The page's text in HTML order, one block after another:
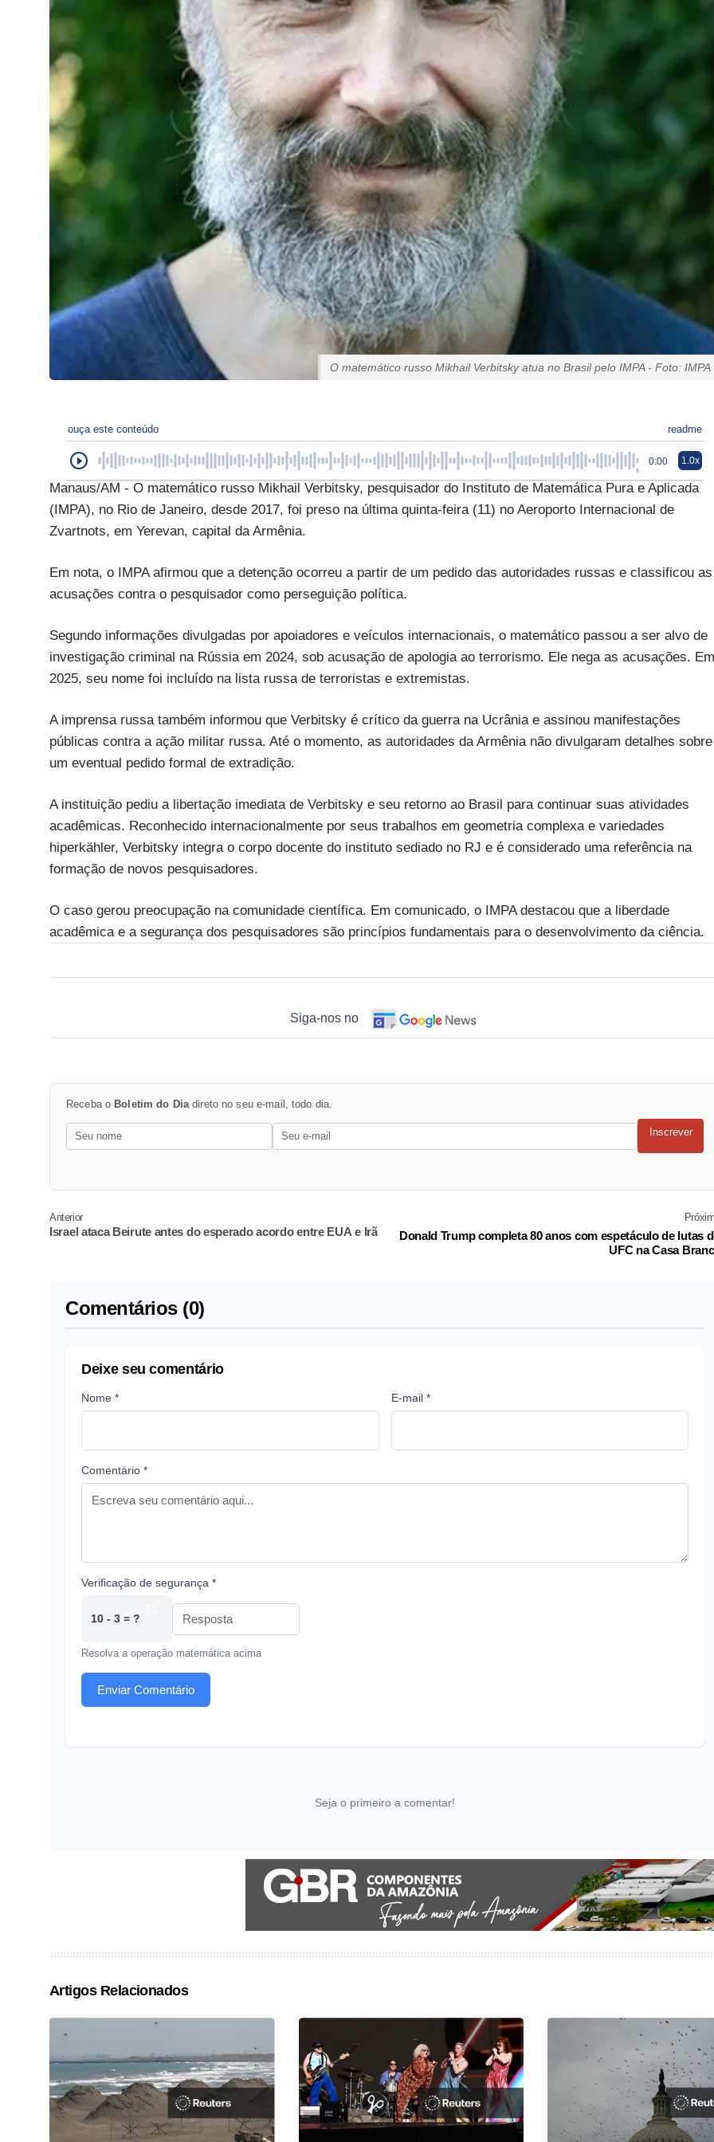
O matemático russo Mikhail Verbitsky atua no Brasil pelo IMPA - Foto: IMPA
ouça este conteúdo readme
0:00 1.0x
Manaus/AM - O matemático russo Mikhail Verbitsky, pesquisador do Instituto de Matemática Pura e Aplicada
(IMPA), no Rio de Janeiro, desde 2017, foi preso na última quinta-feira (11) no Aeroporto Internacional de
Zvartnots, em Yerevan, capital da Armênia.
Em nota, o IMPA afirmou que a detenção ocorreu a partir de um pedido das autoridades russas e classificou as
acusações contra o pesquisador como perseguição política.
Segundo informações divulgadas por apoiadores e veículos internacionais, o matemático passou a ser alvo de
investigação criminal na Rússia em 2024, sob acusação de apologia ao terrorismo. Ele nega as acusações. Em
2025, seu nome foi incluído na lista russa de terroristas e extremistas.
A imprensa russa também informou que Verbitsky é crítico da guerra na Ucrânia e assinou manifestações
públicas contra a ação militar russa. Até o momento, as autoridades da Armênia não divulgaram detalhes sobre
um eventual pedido formal de extradição.
A instituição pediu a libertação imediata de Verbitsky e seu retorno ao Brasil para continuar suas atividades
acadêmicas. Reconhecido internacionalmente por seus trabalhos em geometria complexa e variedades
hiperkähler, Verbitsky integra o corpo docente do instituto sediado no RJ e é considerado uma referência na
formação de novos pesquisadores.
O caso gerou preocupação na comunidade científica. Em comunicado, o IMPA destacou que a liberdade
acadêmica e a segurança dos pesquisadores são princípios fundamentais para o desenvolvimento da ciência.
Siga-nos no
Receba o Boletim do Dia direto no seu e-mail, todo dia.
Inscrever
Anterior
Israel ataca Beirute antes do esperado acordo entre EUA e Irã
Donald Trump completa 80 anos com espetáculo de lutas
UFC na Casa
Comentários (0)
Deixe seu comentário
Nome * E-mail *
Comentário *
Verificação de segurança *
10 - 3 = ?
Resolva a operação matemática acima
Enviar Comentário
Seja o primeiro a comentar!
Artigos Relacionados